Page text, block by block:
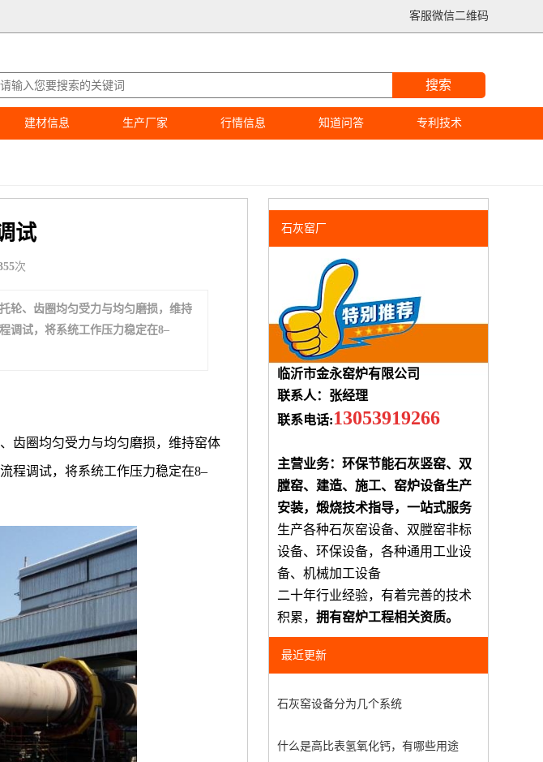
客服微信二维码
搜索
建材信息 生产厂家 行情信息 知道问答 专利技术
试
次
轮、齿圈均匀受力与均匀磨损，维持
调试，将系统工作压力稳定在8–
齿圈均匀受力与均匀磨损，维持窑体
程调试，将系统工作压力稳定在8–
石灰窑厂
临沂市金永窑炉有限公司
联系人：张经理
联系电话:13053919266
主营业务：环保节能石灰竖窑、双
膛窑、建造、施工、窑炉设备生产
安装，煅烧技术指导，一站式服务
生产各种石灰窑设备、双膛窑非标
设备、环保设备，各种通用工业设
备、机械加工设备
二十年行业经验，有着完善的技术
积累， 拥有窑炉工程相关资质。
最近更新
石灰窑设备分为几个系统
什么是高比表氢氧化钙，有哪些用途